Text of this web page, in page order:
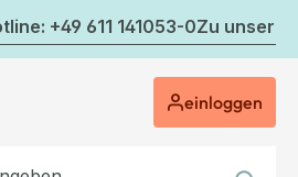
+49 611 141053-0Zu
einloggen